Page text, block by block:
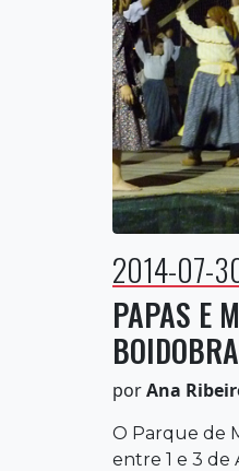
2014-07-
PAPAS E
BOIDOBRA
porAna
O Parque de
entre 1 e 3 de